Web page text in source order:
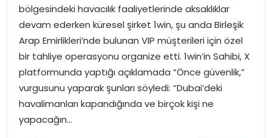
SPOR
YAŞAM
bölgesindeki havacılık faaliyetlerinde aksaklıklar
devam ederken küresel şirket 1win, şu anda Birleşik
Arap Emirlikleri’nde bulunan VIP müşterileri için özel
bir tahliye operasyonu organize etti. 1win’in Sahibi, X
platformunda yaptığı açıklamada “Önce güvenlik,”
vurgusunu yaparak şunları söyledi: “Dubai’deki
havalimanları kapandığında ve birçok kişi ne
yapacağın…